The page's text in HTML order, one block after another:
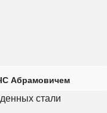
Абрамовичем